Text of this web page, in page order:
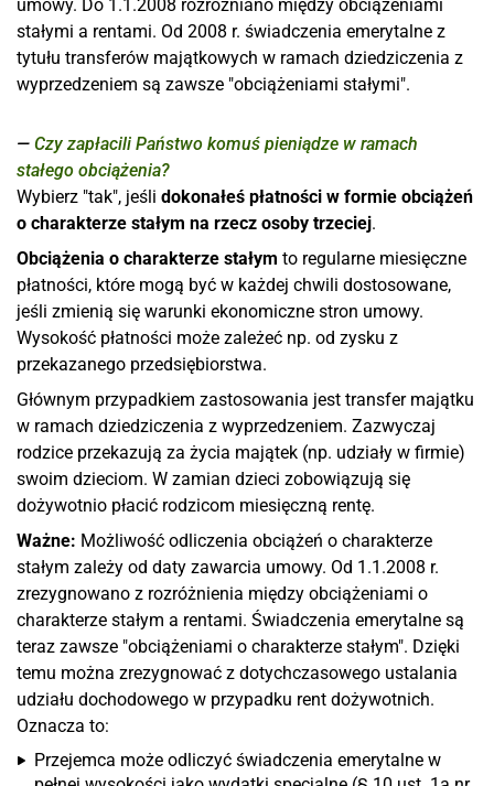
umowy. Do 1.1.2008 rozróżniano między obciążeniami
stałymi a rentami. Od 2008 r. świadczenia emerytalne z
tytułu transferów majątkowych w ramach dziedziczenia z
wyprzedzeniem są zawsze "obciążeniami stałymi".
Czy zapłacili Państwo komuś pieniądze w ramach
stałego obciążenia?
Wybierz "tak", jeśli dokonałeś płatności w formie obciążeń
o charakterze stałym na rzecz osoby trzeciej.
Obciążenia o charakterze stałym to regularne miesięczne
płatności, które mogą być w każdej chwili dostosowane,
jeśli zmienią się warunki ekonomiczne stron umowy.
Wysokość płatności może zależeć np. od zysku z
przekazanego przedsiębiorstwa.
Głównym przypadkiem zastosowania jest transfer majątku
w ramach dziedziczenia z wyprzedzeniem. Zazwyczaj
rodzice przekazują za życia majątek (np. udziały w firmie)
swoim dzieciom. W zamian dzieci zobowiązują się
dożywotnio płacić rodzicom miesięczną rentę.
Ważne: Możliwość odliczenia obciążeń o charakterze
stałym zależy od daty zawarcia umowy. Od 1.1.2008 r.
zrezygnowano z rozróżnienia między obciążeniami o
charakterze stałym a rentami. Świadczenia emerytalne są
teraz zawsze "obciążeniami o charakterze stałym". Dzięki
temu można zrezygnować z dotychczasowego ustalania
udziału dochodowego w przypadku rent dożywotnich.
Oznacza to:
Przejemca może odliczyć świadczenia emerytalne w